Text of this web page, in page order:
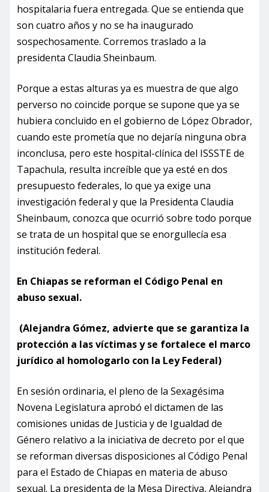
hospitalaria fuera entregada. Que se entienda que
son cuatro años y no se ha inaugurado
sospechosamente. Corremos traslado a la
presidenta Claudia Sheinbaum.
Porque a estas alturas ya es muestra de que algo
perverso no coincide porque se supone que ya se
hubiera concluido en el gobierno de López Obrador,
cuando este prometía que no dejaría ninguna obra
inconclusa, pero este hospital-clínica del ISSSTE de
Tapachula, resulta increíble que ya esté en dos
presupuesto federales, lo que ya exige una
investigación federal y que la Presidenta Claudia
Sheinbaum, conozca que ocurrió sobre todo porque
se trata de un hospital que se enorgullecía esa
institución federal.
En Chiapas se reforman el Código Penal en
abuso sexual.
(Alejandra Gómez, advierte que se garantiza la
protección a las víctimas y se fortalece el marco
jurídico al homologarlo con la Ley Federal)
En sesión ordinaria, el pleno de la Sexagésima
Novena Legislatura aprobó el dictamen de las
comisiones unidas de Justicia y de Igualdad de
Género relativo a la iniciativa de decreto por el que
se reforman diversas disposiciones al Código Penal
para el Estado de Chiapas en materia de abuso
sexual. La presidenta de la Mesa Directiva, Alejandra